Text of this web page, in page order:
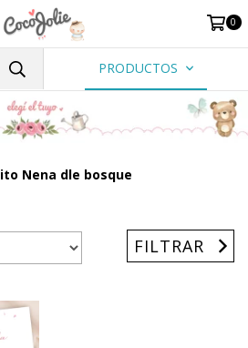
0
PRODUCTOS
Nena dle bosque
FILTRAR